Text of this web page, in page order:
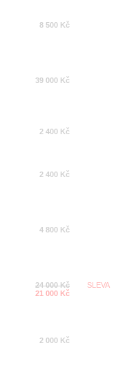
8 500 Kč
39 000 Kč
2 400 Kč
2 400 Kč
4 800 Kč
24 000 Kč
21 000 Kč
SLEVA
2 000 Kč